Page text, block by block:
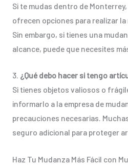
Si te mudas dentro de
ofrecen opciones para realizar la
Sin embargo, si tienes una
alcance, puede que necesites
3. ¿Qué debo hacer si tengo
Si tienes objetos valiosos o
informarlo a la empresa de
precauciones necesarias.
seguro adicional para proteger
Haz Tu Mudanza Más Fácil con